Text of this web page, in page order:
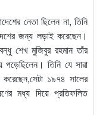
নেতা ছিলেন না, তিনি
জন্য লড়াই করেছেন।
শেখ মুজিবুর রহমান তাঁর
তিনি যে সারা
১৯৭৪ সালের
মধ্য দিয়ে প্রতিফলিত